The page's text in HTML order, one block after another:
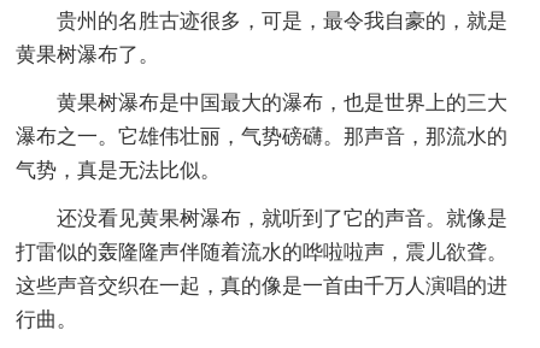
贵州的名胜古迹很多，可是，最令我自豪的，就是
黄果树瀑布了。
黄果树瀑布是中国最大的瀑布，也是世界上的三大
瀑布之一。它雄伟壮丽，气势磅礴。那声音，那流水的
气势，真是无法比似。
还没看见黄果树瀑布，就听到了它的声音。就像是
打雷似的轰隆隆声伴随着流水的哗啦啦声，震儿欲聋。
这些声音交织在一起，真的像是一首由千万人演唱的进
行曲。